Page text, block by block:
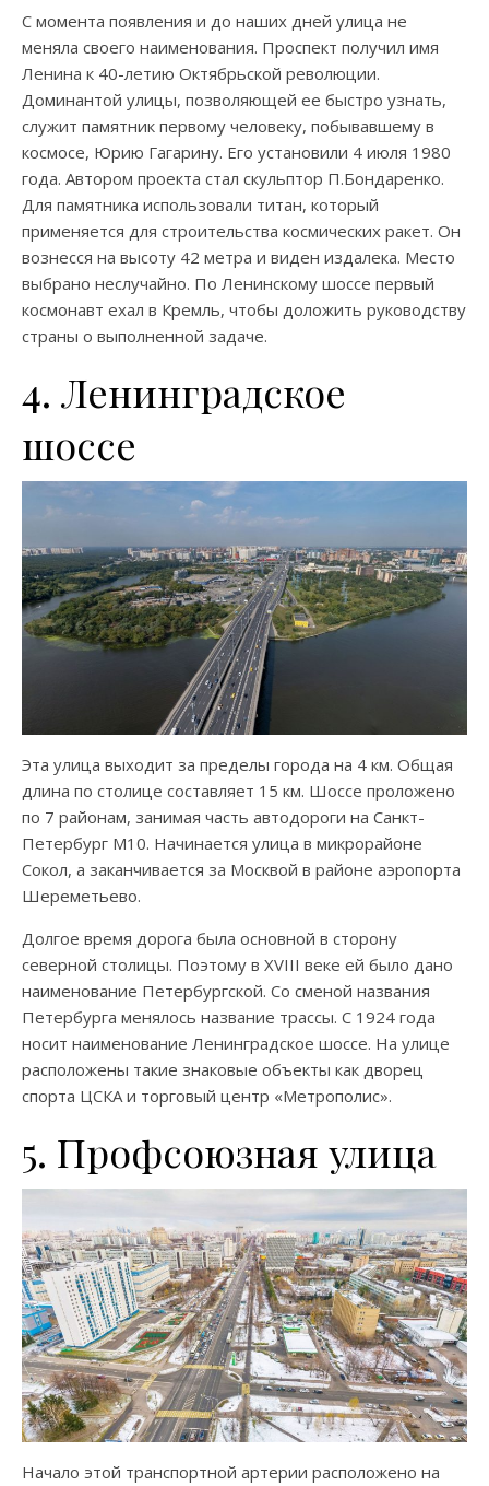
С момента появления и до наших дней улица не
меняла своего наименования. Проспект получил имя
Ленина к 40-летию Октябрьской революции.
Доминантой улицы, позволяющей ее быстро узнать,
служит памятник первому человеку, побывавшему в
космосе, Юрию Гагарину. Его установили 4 июля 1980
года. Автором проекта стал скульптор П.Бондаренко.
Для памятника использовали титан, который
применяется для строительства космических ракет. Он
вознесся на высоту 42 метра и виден издалека. Место
выбрано неслучайно. По Ленинскому шоссе первый
космонавт ехал в Кремль, чтобы доложить руководству
страны о выполненной задаче.
4. Ленинградское
шоссе
Эта улица выходит за пределы города на 4 км. Общая
длина по столице составляет 15 км. Шоссе проложено
по 7 районам, занимая часть автодороги на Санкт-
Петербург М10. Начинается улица в микрорайоне
Сокол, а заканчивается за Москвой в районе аэропорта
Шереметьево.
Долгое время дорога была основной в сторону
северной столицы. Поэтому в XVIII веке ей было дано
наименование Петербургской. Со сменой названия
Петербурга менялось название трассы. С 1924 года
носит наименование Ленинградское шоссе. На улице
расположены такие знаковые объекты как дворец
спорта ЦСКА и торговый центр «Метрополис».
5. Профсоюзная улица
Начало этой транспортной артерии расположено на